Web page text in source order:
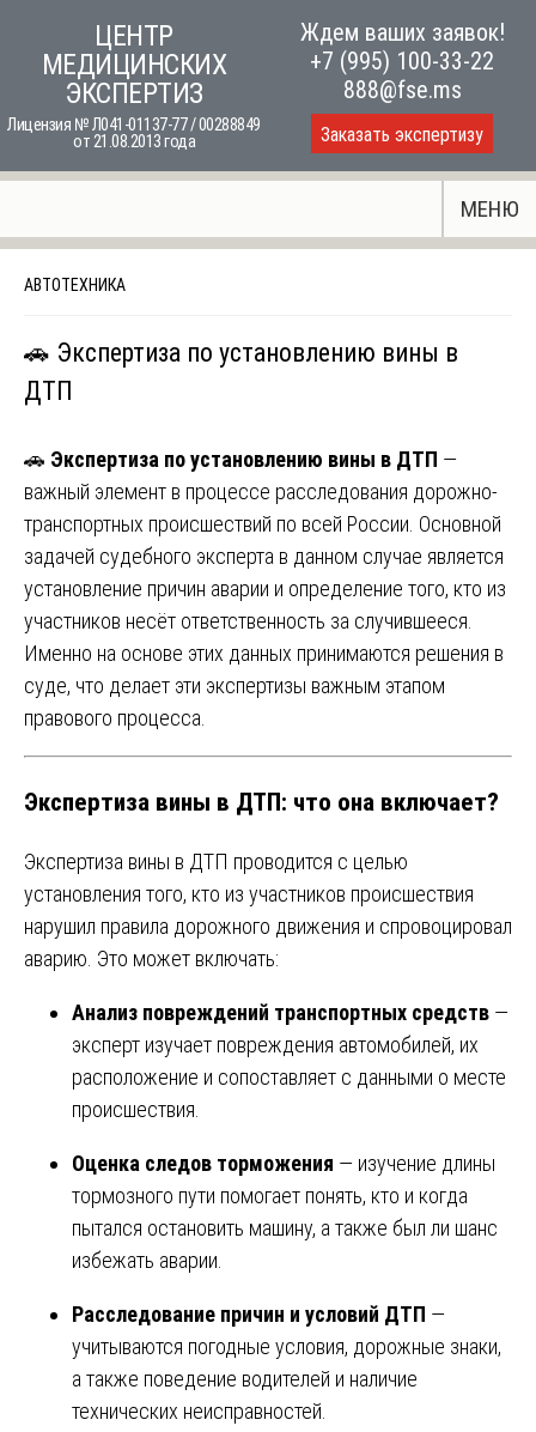
content
ЦЕНТР
МЕДИЦИНСКИХ
ЭКСПЕРТИЗ
Лицензия № Л041-01137-77 / 00288849
от 21.08.2013 года
Ждем ваших заявок!
+7 (995) 100-33-22
888@fse.ms
Заказать экспертизу
МЕНЮ
АВТОТЕХНИКА
🚗 Экспертиза по установлению вины в
ДТП
🚗 Экспертиза по установлению вины в ДТП —
важный элемент в процессе расследования дорожно-
транспортных происшествий по всей России. Основной
задачей судебного эксперта в данном случае является
установление причин аварии и определение того, кто из
участников несёт ответственность за случившееся.
Именно на основе этих данных принимаются решения в
суде, что делает эти экспертизы важным этапом
правового процесса.
Экспертиза вины в ДТП: что она включает?
Экспертиза вины в ДТП проводится с целью
установления того, кто из участников происшествия
нарушил правила дорожного движения и спровоцировал
аварию. Это может включать:
Анализ повреждений транспортных средств —
эксперт изучает повреждения автомобилей, их
расположение и сопоставляет с данными о месте
происшествия.
Оценка следов торможения — изучение длины
тормозного пути помогает понять, кто и когда
пытался остановить машину, а также был ли шанс
избежать аварии.
Расследование причин и условий ДТП —
учитываются погодные условия, дорожные знаки,
а также поведение водителей и наличие
технических неисправностей.